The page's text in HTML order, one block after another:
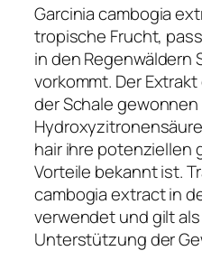
Garcinia cambogia
tropische Frucht,
in den Regenwäldern
vorkommt. Der
der Schale
hair ihre potenziellen
Vorteile bekannt ist.
cambogia extract in
verwendet und gilt
Unterstützung der